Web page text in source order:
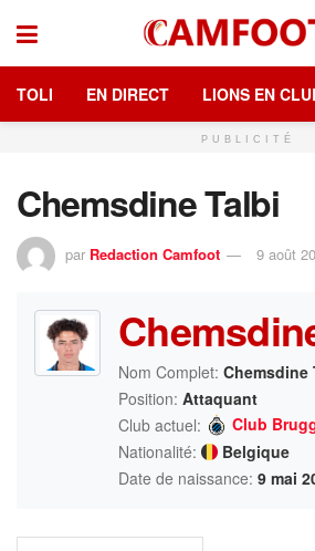
TOLI EN DIRECT LIONS EN
PUBLICITÉ
Chemsdine Talbi
par Redaction Camfoot 9 août
Nom Complet: Chemsdine
Position: Attaquant
Club actuel:
Club
Nationalité:
Belgique
Date de naissance: 9 mai